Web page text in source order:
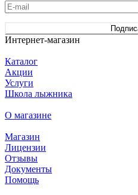
Интернет-магазин
Каталог
Акции
Услуги
Школа лыжника
О магазине
Магазин
Лицензии
Отзывы
Документы
Помощь